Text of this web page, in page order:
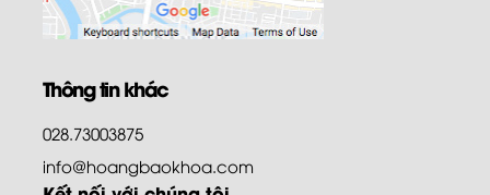
Thông tin khác
028.73003875
info@hoangbaokhoa.com